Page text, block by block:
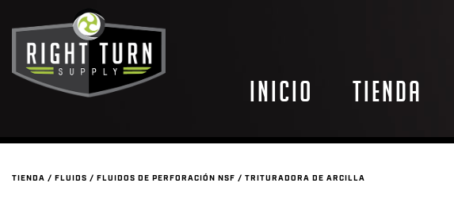
Inicio Tienda
TIENDA / FLUIDS / FLUIDOS DE PERFORACIÓN NSF / TRITURADORA DE ARCILLA